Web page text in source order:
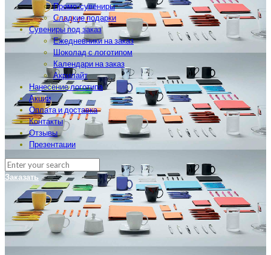
Промо-сувениры
Сладкие подарки
Сувениры под заказ
Ежедневники на заказ
Шоколад с логотипом
Календари на заказ
Акрилайт
Нанесение логотипа
Акции
Оплата и доставка
Контакты
Отзывы
Презентации
Заказать